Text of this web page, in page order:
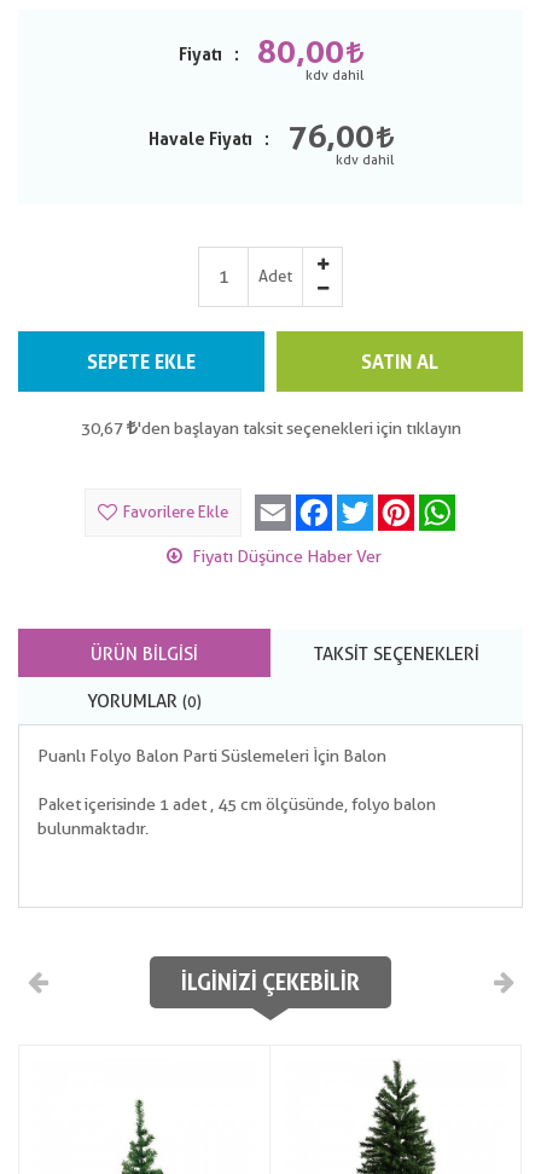
Fiyatı 80,00
Havale Fiyatı 76,00
Adet
SEPETE EKLE SATIN AL
30,67 'den başlayan taksit seçenekleri için tıklayın
Favorilere Ekle Email Facebook
Twitter Pinterest
Fiyatı Düşünce Haber Ver
ÜRÜN BILGISI TAKSIT SEÇENEKLERI
YORUMLAR (0)
Puanlı Folyo Balon Parti Süslemeleri İçin Balon
Paket içerisinde 1 adet , 45 cm ölçüsünde, folyo balon
bulunmaktadır.
İLGINIZI ÇEKEBILIR